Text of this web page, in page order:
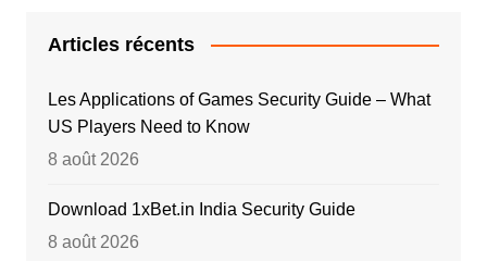
Articles récents
Les Applications of Games Security Guide – What
US Players Need to Know
8 août 2026
Download 1xBet.in India Security Guide
8 août 2026